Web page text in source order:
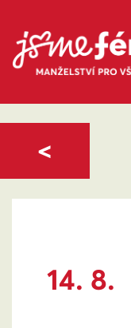
14. 8.
<